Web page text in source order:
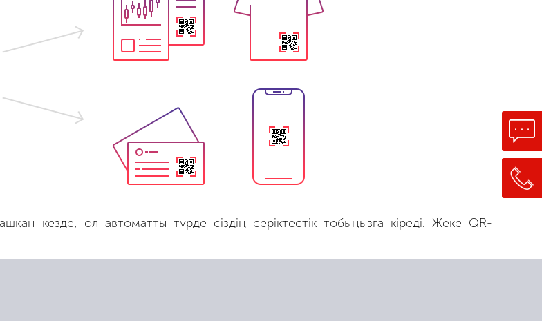
кезде, ол автоматты түрде сіздің серіктестік тобыңызға кіреді. Жеке QR-